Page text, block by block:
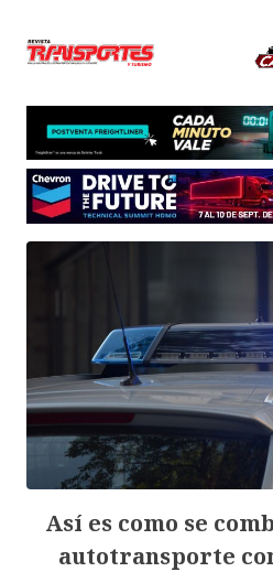
Así es como se
autotransporte